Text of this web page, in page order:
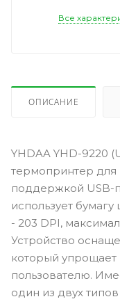
Все
ОПИСАНИЕ
YHDAA YHD-9220
термопринтер для
поддержкой USB-
использует
- 203 DPI,
Устройство
который упрощает
пользователю.
один из двух